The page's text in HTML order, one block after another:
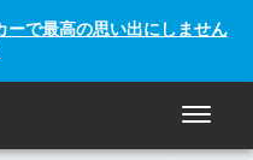
で最高の思い出にしません
ナビゲ